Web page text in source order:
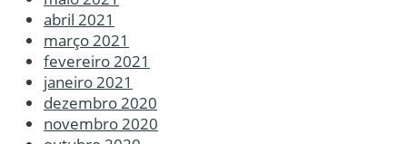
abril 2021
março 2021
fevereiro 2021
janeiro 2021
dezembro 2020
novembro 2020